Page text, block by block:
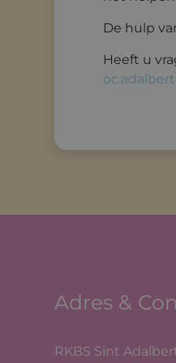
De hulp
Heeft u
Adres &
RKBS Sint